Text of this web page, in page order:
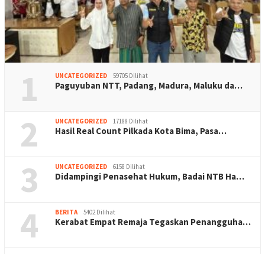
1 UNCATEGORIZED 59705 Dilihat
Paguyuban NTT, Padang, Madura, Maluku da…
2 UNCATEGORIZED 17188 Dilihat
Hasil Real Count Pilkada Kota Bima, Pasa…
3 UNCATEGORIZED 6158 Dilihat
Didampingi Penasehat Hukum, Badai NTB Ha…
4 BERITA 5402 Dilihat
Kerabat Empat Remaja Tegaskan Penangguha…